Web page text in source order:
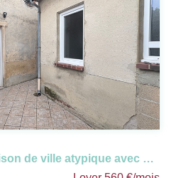
Maison de ville atypique avec cour